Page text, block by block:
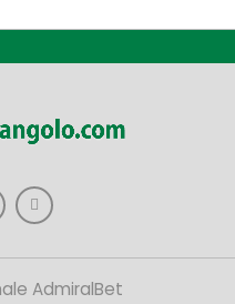
AdmiralBet